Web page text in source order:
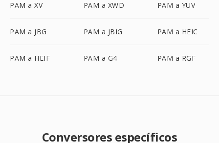
PAM a XV PAM a XWD PAM a YUV
PAM a JBG PAM a JBIG PAM a HEIC
PAM a HEIF PAM a G4 PAM a RGF
Conversores específicos